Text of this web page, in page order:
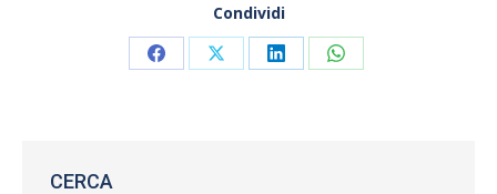
Condividi
Share Share Share Share
CERCA